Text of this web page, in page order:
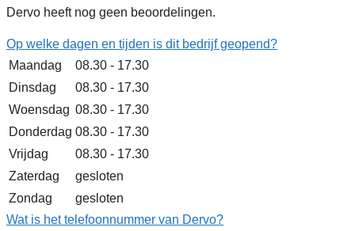
Dervo heeft nog geen beoordelingen.
Op welke dagen en tijden is dit bedrijf geopend?
Maandag
08.30 - 17.30
Dinsdag
08.30 - 17.30
Woensdag 08.30 - 17.30
Donderdag 08.30 - 17.30
Vrijdag
08.30 - 17.30
Zaterdag
gesloten
Zondag
gesloten
Wat is het telefoonnummer van Dervo?